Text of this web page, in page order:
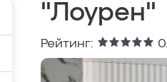
"Лоурен"
Рейтинг: